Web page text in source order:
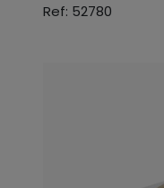
Ref: 52780